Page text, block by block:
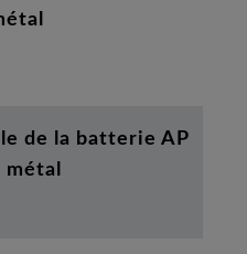
de la batterie AP